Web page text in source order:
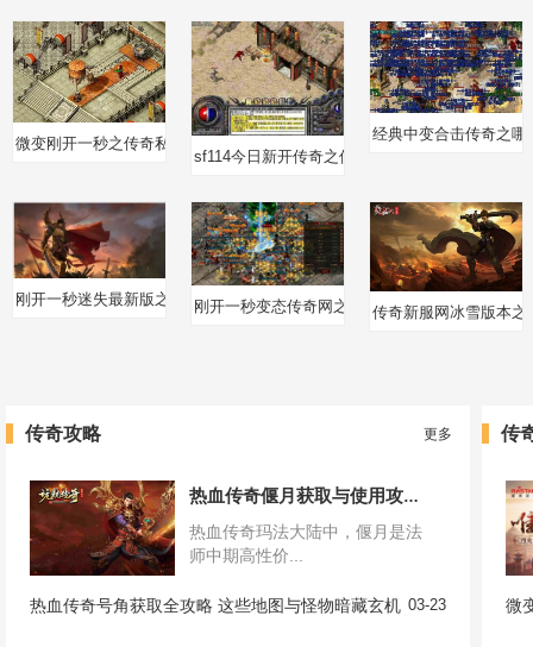
微变刚开一秒之传奇私服怎么打开外挂
sf114今日新开传奇之传奇私服里监狱在什么地方
经典中变合击传奇之哪
刚开一秒迷失最新版之热血传奇如何防御攻击技能刚开一秒变态传奇网之热血传奇怎么找极品装备
传奇新服网冰雪版本
传奇攻略 更多
热血传奇偃月获取与使用攻略 含佩戴等级要求
热血传奇玛法大陆中，偃月是法
师中期高性价...
热血传奇号角获取全攻略 这些地图与怪物暗藏玄机 03-23
传
微